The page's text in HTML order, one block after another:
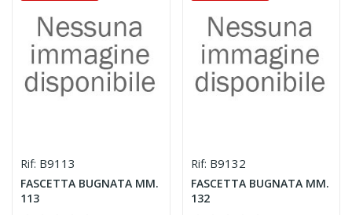
Rif: B9113
FASCETTA BUGNATA MM.
113
Rif: B9132
FASCETTA BUGNATA MM.
132